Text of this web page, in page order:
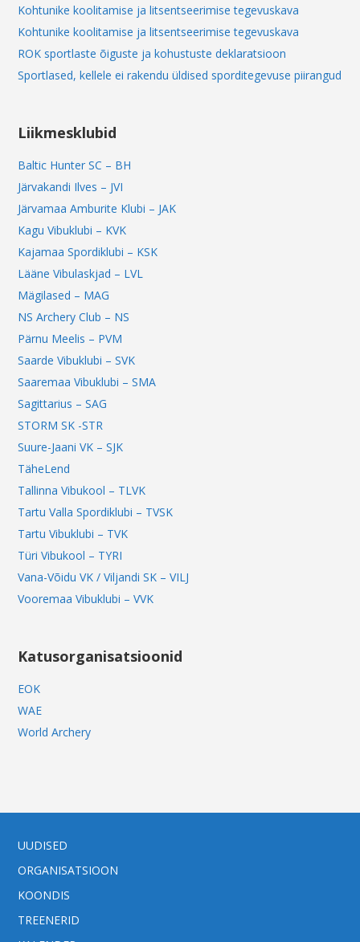
Kohtunike koolitamise ja litsentseerimise tegevuskava
Kohtunike koolitamise ja litsentseerimise tegevuskava
ROK sportlaste õiguste ja kohustuste deklaratsioon
Sportlased, kellele ei rakendu üldised sporditegevuse piirangud
Liikmesklubid
Baltic Hunter SC – BH
Järvakandi Ilves – JVI
Järvamaa Amburite Klubi – JAK
Kagu Vibuklubi – KVK
Kajamaa Spordiklubi – KSK
Lääne Vibulaskjad – LVL
Mägilased – MAG
NS Archery Club – NS
Pärnu Meelis – PVM
Saarde Vibuklubi – SVK
Saaremaa Vibuklubi – SMA
Sagittarius – SAG
STORM SK -STR
Suure-Jaani VK – SJK
TäheLend
Tallinna Vibukool – TLVK
Tartu Valla Spordiklubi – TVSK
Tartu Vibuklubi – TVK
Türi Vibukool – TYRI
Vana-Võidu VK / Viljandi SK – VILJ
Vooremaa Vibuklubi – VVK
Katusorganisatsioonid
EOK
WAE
World Archery
UUDISED
ORGANISATSIOON
KOONDIS
TREENERID